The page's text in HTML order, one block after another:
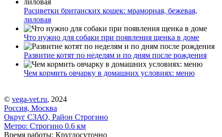
Расцветки британских кошек: мраморная, бежевая,
лиловая
Что нужно для собаки при появления щенка в доме
Развитие котят по неделям и по дням после рождения
Чем кормить овчарку в домашних условиях: меню
© vega-vet.ru, 2024
Россия, Москва
Округ СЗАО, Район Строгино
Метро: Строгино 0.6 км
Время работы: Круглосуточно